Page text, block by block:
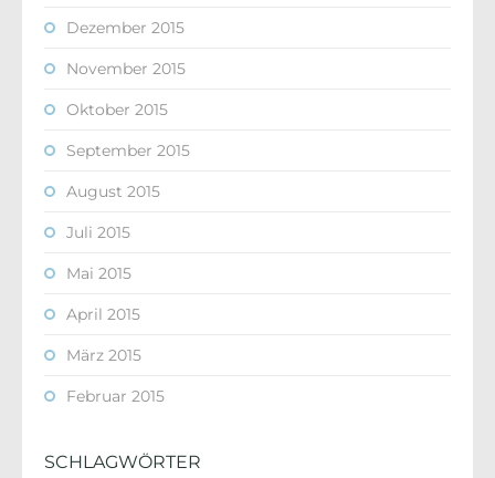
Dezember 2015
November 2015
Oktober 2015
September 2015
August 2015
Juli 2015
Mai 2015
April 2015
März 2015
Februar 2015
SCHLAGWÖRTER